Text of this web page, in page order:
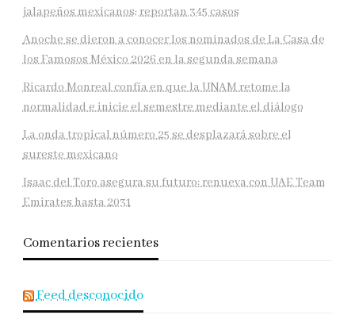
jalapeños mexicanos; reportan 345 casos
Anoche se dieron a conocer los nominados de La Casa de
los Famosos México 2026 en la segunda semana
Ricardo Monreal confía en que la UNAM retome la
normalidad e inicie el semestre mediante el diálogo
La onda tropical número 25 se desplazará sobre el
sureste mexicano
Isaac del Toro asegura su futuro: renueva con UAE Team
Emirates hasta 2031
Comentarios recientes
Feed desconocido